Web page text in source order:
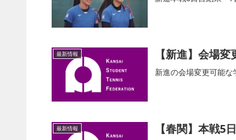
最新情報 【新進】会場
新進の会場変更可能な
最新情報 【春関】本戦5